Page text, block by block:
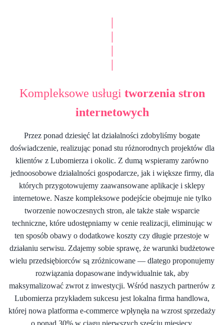
|
|
|
|
Kompleksowe usługi tworzenia stron
internetowych
Przez ponad dziesięć lat działalności zdobyliśmy bogate
doświadczenie, realizując ponad stu różnorodnych projektów dla
klientów z Lubomierza i okolic. Z dumą wspieramy zarówno
jednoosobowe działalności gospodarcze, jak i większe firmy, dla
których przygotowujemy zaawansowane aplikacje i sklepy
internetowe. Nasze kompleksowe podejście obejmuje nie tylko
tworzenie nowoczesnych stron, ale także stałe wsparcie
techniczne, które udostępniamy w cenie realizacji, eliminując w
ten sposób obawy o dodatkowe koszty czy długie przestoje w
działaniu serwisu. Zdajemy sobie sprawę, że warunki budżetowe
wielu przedsiębiorców są zróżnicowane — dlatego proponujemy
rozwiązania dopasowane indywidualnie tak, aby
maksymalizować zwrot z inwestycji. Wśród naszych partnerów z
Lubomierza przykładem sukcesu jest lokalna firma handlowa,
której nowa platforma e-commerce wpłynęła na wzrost sprzedaży
o ponad 30% w ciągu pierwszych sześciu miesięcy.